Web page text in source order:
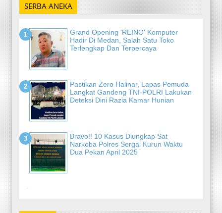
SERBA ANEKA
Grand Opening 'REINO' Komputer
Hadir Di Medan, Salah Satu Toko
Terlengkap Dan Terpercaya
Pastikan Zero Halinar, Lapas Pemuda
Langkat Gandeng TNI-POLRI Lakukan
Deteksi Dini Razia Kamar Hunian
Bravo!! 10 Kasus Diungkap Sat
Narkoba Polres Sergai Kurun Waktu
Dua Pekan April 2025
-